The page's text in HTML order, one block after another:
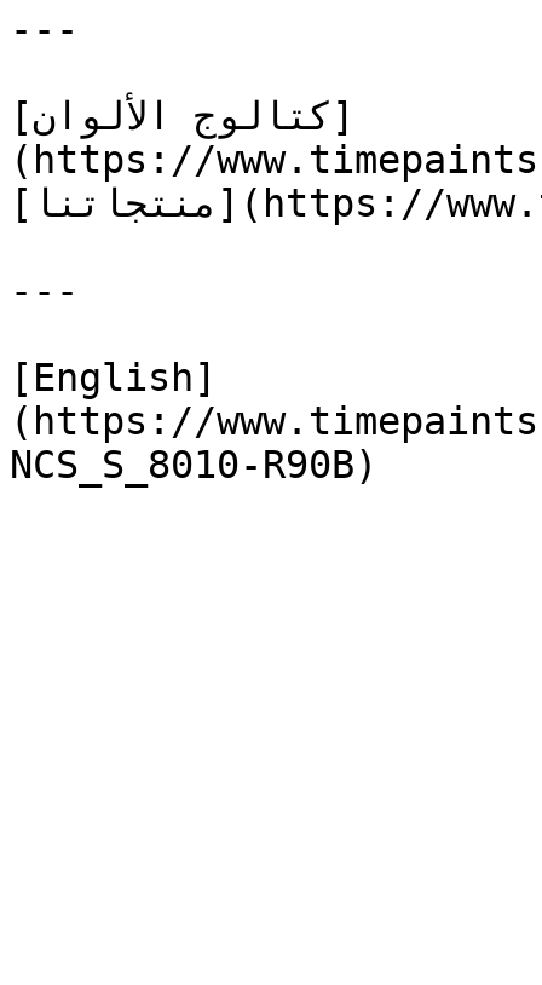
---
[كتالوج الألوان]
(https://
[منتجاتنا](https://www.timepaints.com/ar/products)
---
[English]
(https://
NCS_S_8010-R90B)